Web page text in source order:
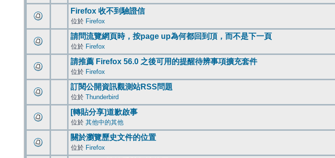
Firefox 收不到驗證信
位於 Firefox
請問流覽網頁時，按page up為何都回到頂，而不是下一頁
位於 Firefox
請推薦 Firefox 56.0 之後可用的提醒待辨事項擴充套件
位於 Firefox
訂閱公開資訊觀測站RSS問題
位於 Thunderbird
[轉貼分享]道歉啟事
位於 其他中的其他
關於瀏覽歷史文件的位置
位於 Firefox